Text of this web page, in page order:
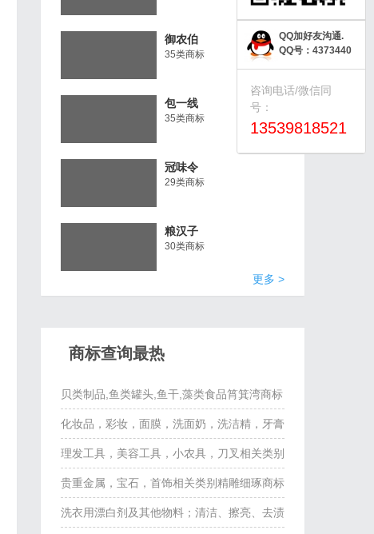
QQ加好友沟通.
QQ号：4373440
咨询电话/微信同
号：
13539818521
御农伯
35类商标
包一线
35类商标
冠味令
29类商标
粮汉子
30类商标
更多 >
商标查询最热
贝类制品,鱼类罐头,鱼干,藻类食品筲箕湾商标
注册查询
化妆品，彩妆，面膜，洗面奶，洗洁精，牙膏
相关类别雅颜商标注册查询
理发工具，美容工具，小农具，刀叉相关类别
大拨水商标注册查询
贵重金属，宝石，首饰相关类别精雕细琢商标
注册查询
洗衣用漂白剂及其他物料；清洁、擦亮、去渍